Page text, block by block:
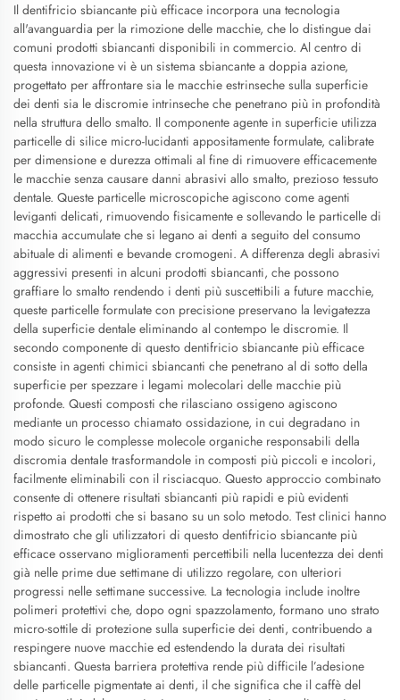
Il dentifricio sbiancante più efficace incorpora una tecnologia
all'avanguardia per la rimozione delle macchie, che lo distingue dai
comuni prodotti sbiancanti disponibili in commercio. Al centro di
questa innovazione vi è un sistema sbiancante a doppia azione,
progettato per affrontare sia le macchie estrinseche sulla superficie
dei denti sia le discromie intrinseche che penetrano più in profondità
nella struttura dello smalto. Il componente agente in superficie utilizza
particelle di silice micro-lucidanti appositamente formulate, calibrate
per dimensione e durezza ottimali al fine di rimuovere efficacemente
le macchie senza causare danni abrasivi allo smalto, prezioso tessuto
dentale. Queste particelle microscopiche agiscono come agenti
leviganti delicati, rimuovendo fisicamente e sollevando le particelle di
macchia accumulate che si legano ai denti a seguito del consumo
abituale di alimenti e bevande cromogeni. A differenza degli abrasivi
aggressivi presenti in alcuni prodotti sbiancanti, che possono
graffiare lo smalto rendendo i denti più suscettibili a future macchie,
queste particelle formulate con precisione preservano la levigatezza
della superficie dentale eliminando al contempo le discromie. Il
secondo componente di questo dentifricio sbiancante più efficace
consiste in agenti chimici sbiancanti che penetrano al di sotto della
superficie per spezzare i legami molecolari delle macchie più
profonde. Questi composti che rilasciano ossigeno agiscono
mediante un processo chiamato ossidazione, in cui degradano in
modo sicuro le complesse molecole organiche responsabili della
discromia dentale trasformandole in composti più piccoli e incolori,
facilmente eliminabili con il risciacquo. Questo approccio combinato
consente di ottenere risultati sbiancanti più rapidi e più evidenti
rispetto ai prodotti che si basano su un solo metodo. Test clinici hanno
dimostrato che gli utilizzatori di questo dentifricio sbiancante più
efficace osservano miglioramenti percettibili nella lucentezza dei denti
già nelle prime due settimane di utilizzo regolare, con ulteriori
progressi nelle settimane successive. La tecnologia include inoltre
polimeri protettivi che, dopo ogni spazzolamento, formano uno strato
micro-sottile di protezione sulla superficie dei denti, contribuendo a
respingere nuove macchie ed estendendo la durata dei risultati
sbiancanti. Questa barriera protettiva rende più difficile l’adesione
delle particelle pigmentate ai denti, il che significa che il caffè del